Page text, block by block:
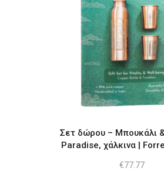
Σετ δώρου – Μπουκάλι
Paradise, χάλκινα |
€77.77